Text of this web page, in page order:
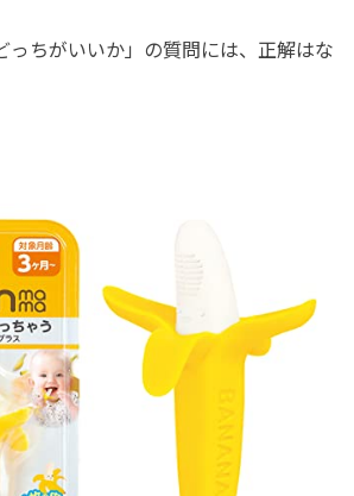
っちがいいか」の質問には、正解はな